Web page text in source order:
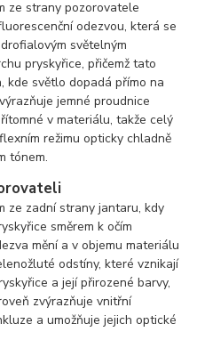
ze strany pozorovatele
odezvou, která se
světelným
pryskyřice, přičemž tato
kde světlo dopadá přímo na
jemné proudnice
v materiálu, takže celý
režimu opticky chladně
tónem.
ze zadní strany jantaru, kdy
směrem k očím
mění a v objemu materiálu
odstíny, které vznikají
a její přirozené barvy,
zvýrazňuje vnitřní
a umožňuje jejich optické